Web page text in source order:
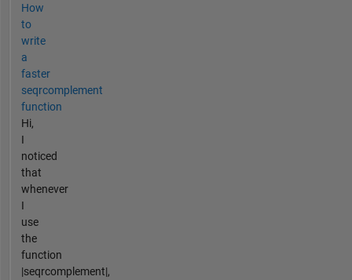
How
to
write
a
faster
seqrcomplement
function
Hi,
I
noticed
that
whenever
I
use
the
function
|seqrcomplement|,